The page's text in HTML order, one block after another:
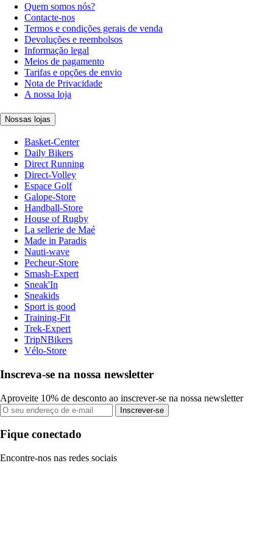
Quem somos nós?
Contacte-nos
Termos e condições gerais de venda
Devoluções e reembolsos
Informação legal
Meios de pagamento
Tarifas e opções de envio
Nota de Privacidade
A nossa loja
Nossas lojas
Basket-Center
Daily Bikers
Direct Running
Direct-Volley
Espace Golf
Galope-Store
Handball-Store
House of Rugby
La sellerie de Maé
Made in Paradis
Nauti-wave
Pecheur-Store
Smash-Expert
Sneak'In
Sneakids
Sport is good
Training-Fit
Trek-Expert
TripNBikers
Vélo-Store
Inscreva-se na nossa newsletter
Aproveite 10% de desconto ao inscrever-se na nossa newsletter
Inscrever-se
Fique conectado
Encontre-nos nas redes sociais